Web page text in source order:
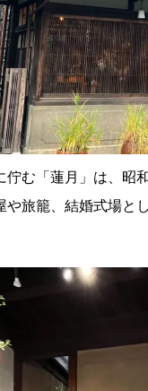
佇む「蓮月」は、昭
や旅籠、結婚式場と